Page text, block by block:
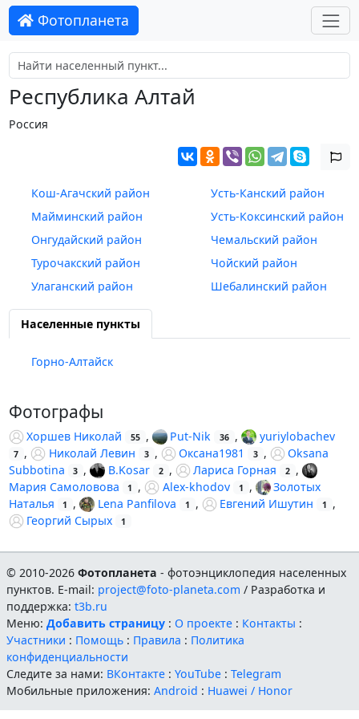
Фотопланета
Республика Алтай
Россия
Кош-Агачский район
Майминский район
Онгудайский район
Турочакский район
Улаганский район
Усть-Канский район
Усть-Коксинский район
Чемальский район
Чойский район
Шебалинский район
Населенные пункты
Горно-Алтайск
Фотографы
Хоршев Николай 55 , Put-Nik 36 , yuriylobachev
7 , Николай Левин 3 , Оксана1981 3 ,
Oksana
Subbotina
3 , B.Kosar 2 , Лариса Горная 2 ,
Мария Самоловова
1 , Alex-khodov 1 ,
Золотых
Наталья
1 , Lena Panfilova 1 , Евгений Ишутин 1
,
Георгий Сырых
1
© 2010-2026Фотопланета - фотоэнциклопедия населенных
пунктов. E-mail: project@foto-planeta.com / Разработка и
поддержка:t3b.ru
Меню:Добавить страницу : О проекте : Контакты :
Участники : Помощь : Правила : Политика
конфиденциальности
Следите за нами: ВКонтакте :YouTube :Telegram
Мобильные приложения:Android : Huawei / Honor